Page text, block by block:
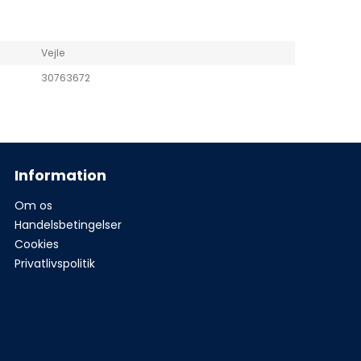
Vejle
30763672
Information
Om os
Handelsbetingelser
Cookies
Privatlivspolitik